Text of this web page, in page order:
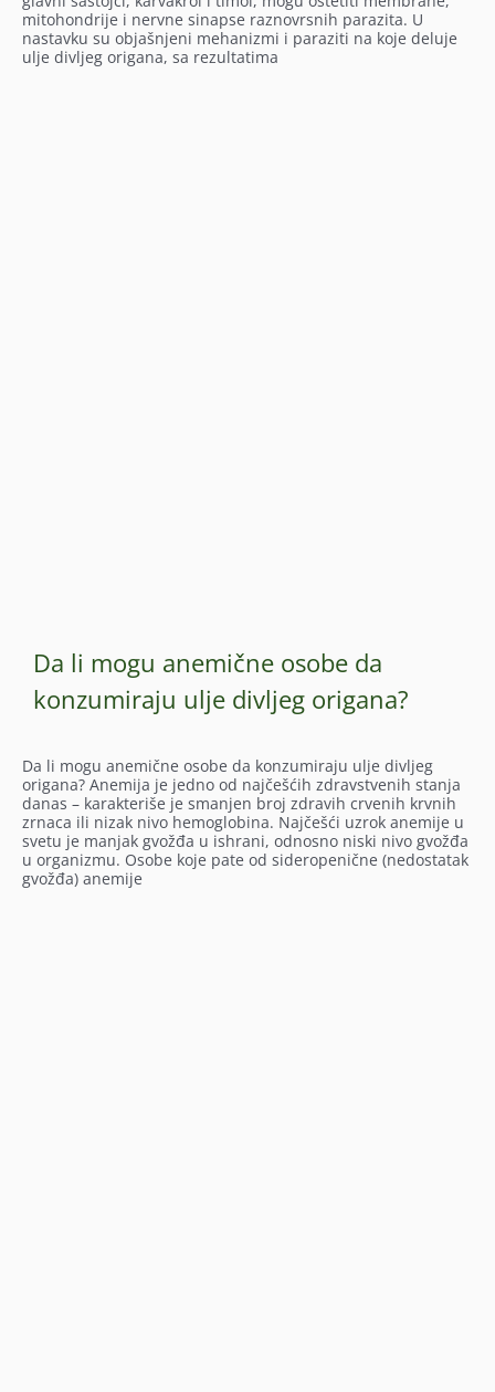
mitohondrije i nervne sinapse raznovrsnih parazita. U
nastavku su objašnjeni mehanizmi i paraziti na koje deluje
ulje divljeg origana, sa rezultatima
Da li mogu anemične osobe da
konzumiraju ulje divljeg origana?
Da li mogu anemične osobe da konzumiraju ulje divljeg
origana? Anemija je jedno od najčešćih zdravstvenih stanja
danas – karakteriše je smanjen broj zdravih crvenih krvnih
zrnaca ili nizak nivo hemoglobina. Najčešći uzrok anemije u
svetu je manjak gvožđa u ishrani, odnosno niski nivo gvožđa
u organizmu. Osobe koje pate od sideropenične (nedostatak
gvožđa) anemije